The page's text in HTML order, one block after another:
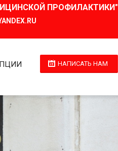
ПРОФИЛАКТИКИ"
НАПИСАТЬ НАМ